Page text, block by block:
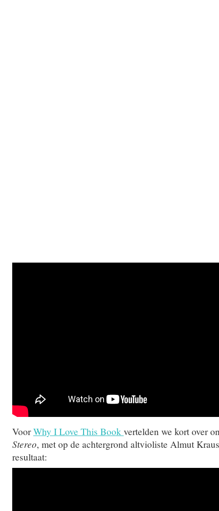
VoorWhy I Love This Book vertelden we kort over
Stereo, met op de achtergrond altvioliste Almut
resultaat: